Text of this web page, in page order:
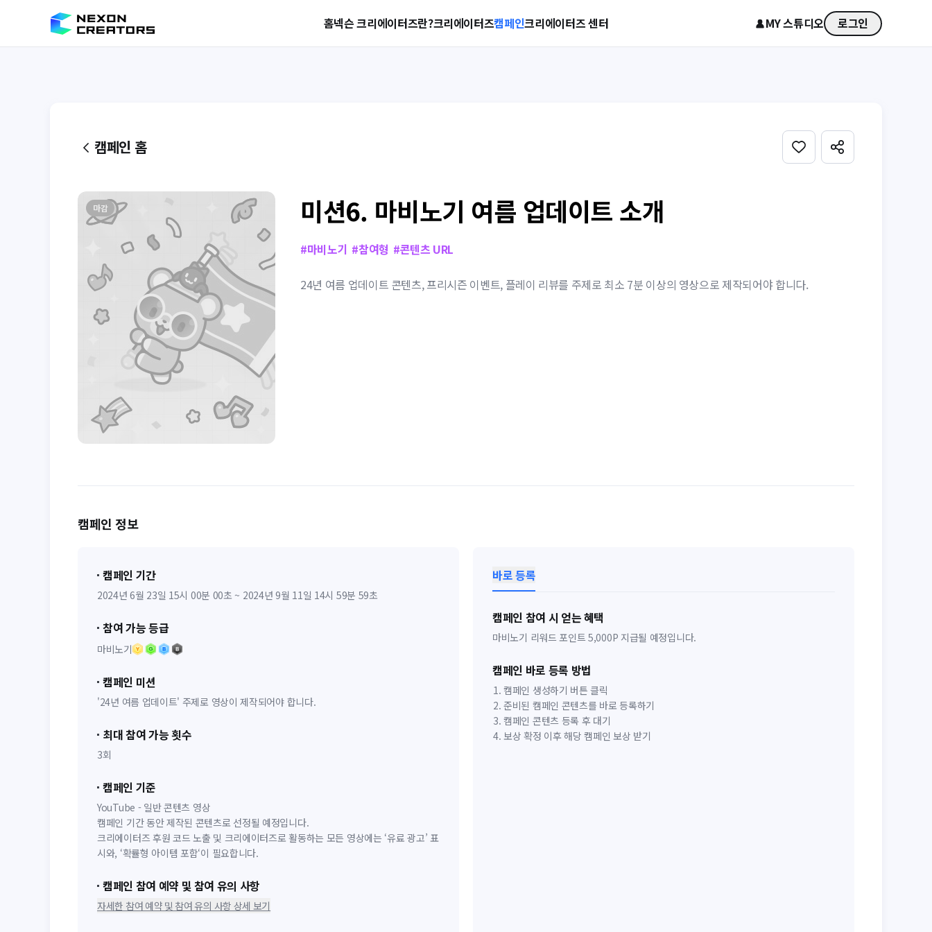
홈넥슨 크리에이터즈란?크리에이터즈캠페인크리에이터즈 센터 MY 스튜디오 로그인
캠페인 홈
마감 미션6. 마비노기 여름 업데이트 소개
#마비노기 #참여형 #콘텐츠 URL
24년 여름 업데이트 콘텐츠, 프리시즌 이벤트, 플레이 리뷰를 주제로 최소 7분 이상의 영상으로 제작되어야 합니다.
캠페인 정보
캠페인 기간
2024년 6월 23일 15시 00분 00초 ~ 2024년 9월 11일 14시 59분 59초
참여 가능 등급
마비노기
캠페인 미션
'24년 여름 업데이트' 주제로 영상이 제작되어야 합니다.
최대 참여 가능 횟수
3회
캠페인 기준
YouTube - 일반 콘텐츠 영상
캠페인 기간 동안 제작된 콘텐츠로 선정될 예정입니다.
크리에이터즈 후원 코드 노출 및 크리에이터즈로 활동하는 모든 영상에는 ‘유료 광고’ 표
시와, ‘확률형 아이템 포함‘이 필요합니다.
캠페인 참여 예약 및 참여 유의 사항
자세한 참여 예약 및 참여 유의 사항 상세 보기
바로 등록
캠페인 참여 시 얻는 혜택
마비노기 리워드 포인트 5,000P 지급될 예정입니다.
캠페인 바로 등록 방법
캠페인 생성하기 버튼 클릭
준비된 캠페인 콘텐츠를 바로 등록하기
캠페인 콘텐츠 등록 후 대기
보상 확정 이후 해당 캠페인 보상 받기